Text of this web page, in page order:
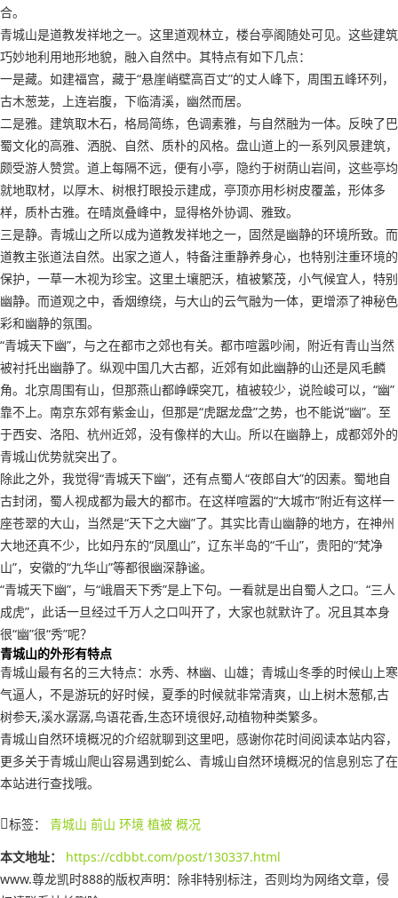
合。
青城山是道教发祥地之一。这里道观林立，楼台亭阁随处可见。这些建筑
巧妙地利用地形地貌，融入自然中。其特点有如下几点：
一是藏。如建福宫，藏于“悬崖峭壁高百丈”的丈人峰下，周围五峰环列，
古木葱茏，上连岩腹，下临清溪，幽然而居。
二是雅。建筑取木石，格局简练，色调素雅，与自然融为一体。反映了巴
蜀文化的高雅、洒脱、自然、质朴的风格。盘山道上的一系列风景建筑，
颇受游人赞赏。道上每隔不远，便有小亭，隐约于树荫山岩间，这些亭均
就地取材，以厚木、树根打眼投示建成，亭顶亦用杉树皮覆盖，形体多
样，质朴古雅。在晴岚叠峰中，显得格外协调、雅致。
三是静。青城山之所以成为道教发祥地之一，固然是幽静的环境所致。而
道教主张道法自然。出家之道人，特备注重静养身心，也特别注重环境的
保护，一草一木视为珍宝。这里土壤肥沃，植被繁茂，小气候宜人，特别
幽静。而道观之中，香烟缭绕，与大山的云气融为一体，更增添了神秘色
彩和幽静的氛围。
“青城天下幽”，与之在都市之郊也有关。都市喧嚣吵闹，附近有青山当然
被衬托出幽静了。纵观中国几大古都，近郊有如此幽静的山还是风毛麟
角。北京周围有山，但那燕山都峥嵘突兀，植被较少，说险峻可以，“幽”
靠不上。南京东郊有紫金山，但那是“虎踞龙盘”之势，也不能说“幽”。至
于西安、洛阳、杭州近郊，没有像样的大山。所以在幽静上，成都郊外的
青城山优势就突出了。
除此之外，我觉得“青城天下幽”，还有点蜀人“夜郎自大”的因素。蜀地自
古封闭，蜀人视成都为最大的都市。在这样喧嚣的“大城市”附近有这样一
座苍翠的大山，当然是“天下之大幽”了。其实比青山幽静的地方，在神州
大地还真不少，比如丹东的“凤凰山”，辽东半岛的“千山”，贵阳的“梵净
山”，安徽的“九华山”等都很幽深静谧。
“青城天下幽”，与“峨眉天下秀”是上下句。一看就是出自蜀人之口。“三人
成虎”，此话一旦经过千万人之口叫开了，大家也就默许了。况且其本身
很“幽”很“秀”呢？
青城山的外形有特点
青城山最有名的三大特点：水秀、林幽、山雄；青城山冬季的时候山上寒
气逼人，不是游玩的好时候，夏季的时候就非常清爽，山上树木葱郁,古
树参天,溪水潺潺,鸟语花香,生态环境很好,动植物种类繁多。
青城山自然环境概况的介绍就聊到这里吧，感谢你花时间阅读本站内容，
更多关于青城山爬山容易遇到蛇么、青城山自然环境概况的信息别忘了在
本站进行查找哦。
标签： 青城山 前山 环境 植被 概况
本文地址：
https://cdbbt.com/post/130337.html
www.尊龙凯时888的版权声明： 除非特别标注，否则均为网络文章，侵